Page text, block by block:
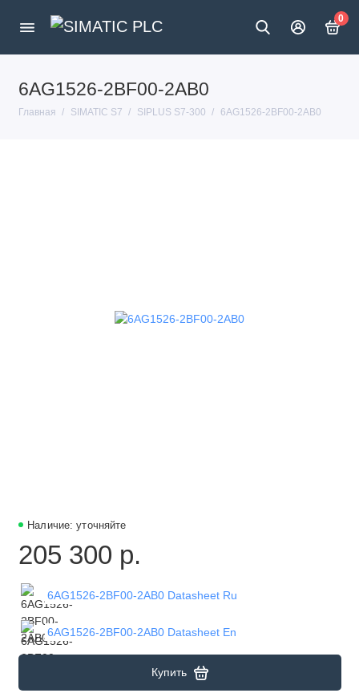
0
6AG1526-2BF00-2AB0
Главная SIMATIC S7 SIPLUS S7-300 6AG1526-2BF00-2AB0
Наличие: уточняйте
205 300 р.
6AG1526-2BF00-2AB0 Datasheet Ru
6AG1526-2BF00-2AB0 Datasheet En
Купить